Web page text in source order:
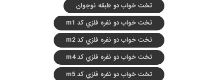
تخت خواب دو طبقه نوجوان
تخت خواب دو نفره فلزي کد m1
تخت خواب دو نفره فلزي کد m2
تخت خواب دو نفره فلزي کد m4
تخت خواب دو نفره فلزي کد m5